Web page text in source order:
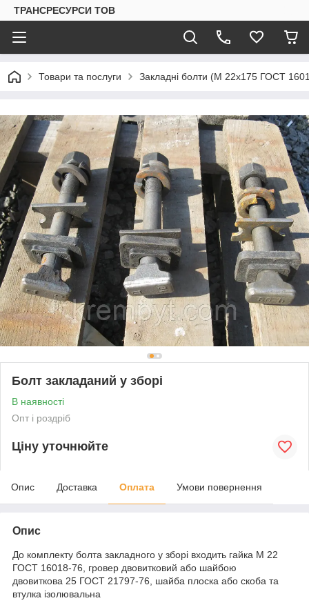
ТРАНСРЕСУРСИ ТОВ
Товари та послуги Закладні болти (M 22х175 ГОСТ
Болт закладаний у зборі
В наявності
Опт і роздріб
Ціну уточнюйте
Опис Доставка Оплата Умови повернення
Опис
До комплекту болта закладного у зборі входить гайка М 22
ГОСТ 16018-76, гровер двовитковий або шайбою
двовиткова 25 ГОСТ 21797-76, шайба плоска або скоба та
втулка ізолювальна